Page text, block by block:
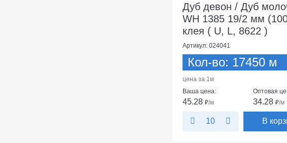
Дуб девон / Дуб
WH 1385 19/2 мм
клея ( U, L, 8622 )
Артикул: 024041
Кол-во: 17450 м
цена за 1м
Ваша цена:
45.28 ₽/м
Оптовая
34.28 ₽/м
10 В